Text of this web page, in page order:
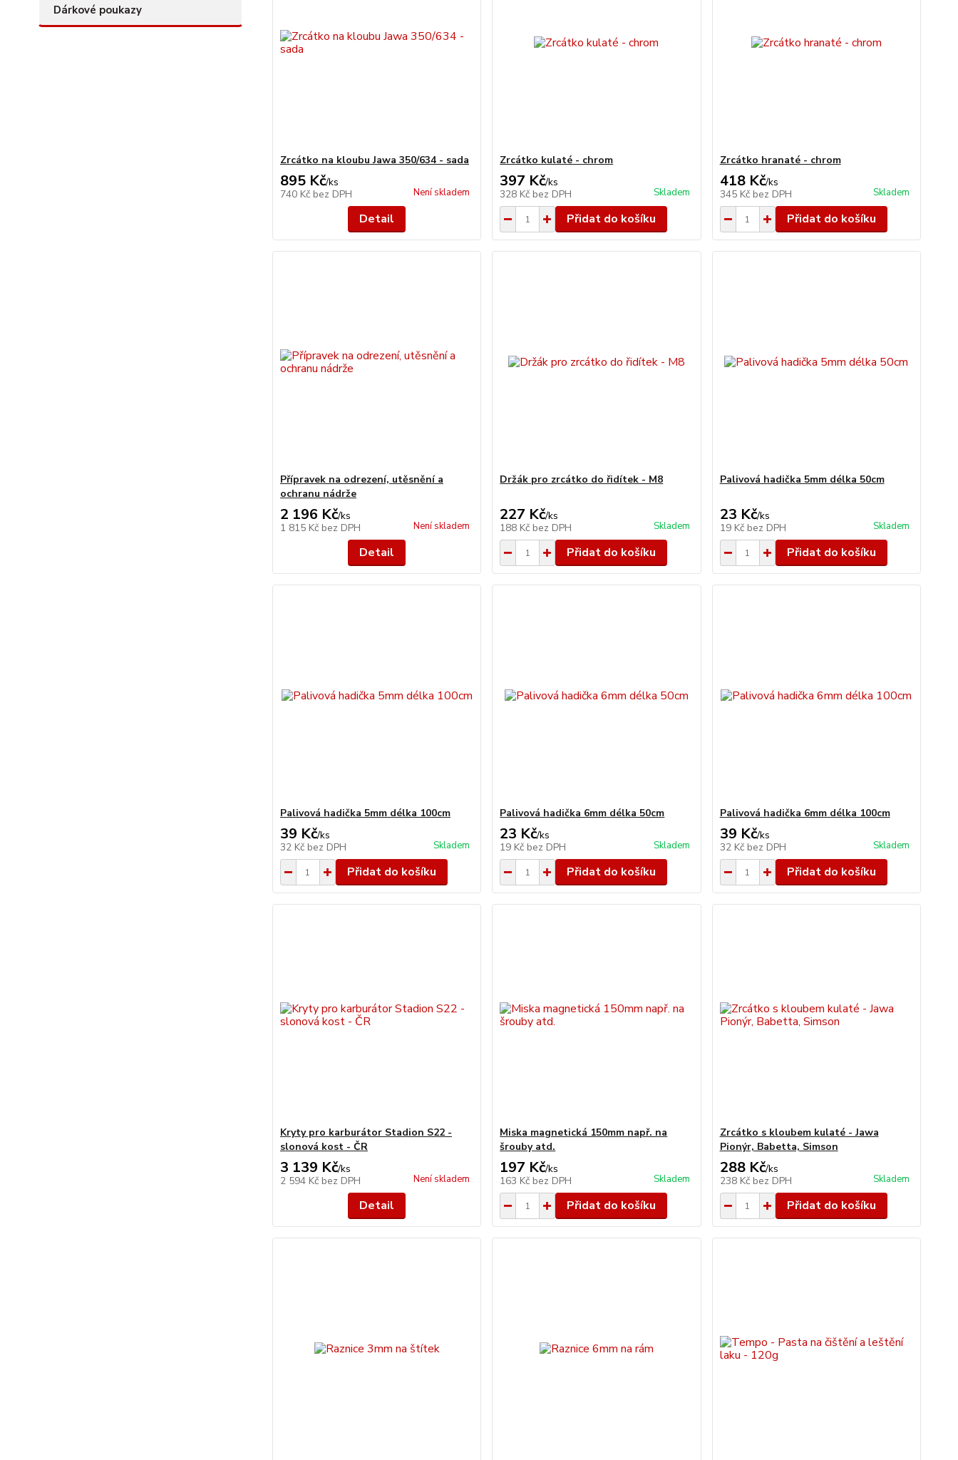
Dárkové poukazy
Zrcátko na kloubu Jawa 350/634 - sada
895 Kč/ks
740 Kč bez DPH Není skladem
Detail
Zrcátko kulaté - chrom
397 Kč/ks
328 Kč bez DPH Skladem
Přidat do košíku
Zrcátko hranaté - chrom
418 Kč/ks
345 Kč bez DPH Skladem
Přidat do košíku
Přípravek na odrezení, utěsnění a
ochranu nádrže
2 196 Kč/ks
1 815 Kč bez DPH Není skladem
Detail
Držák pro zrcátko do řidítek - M8
227 Kč/ks
188 Kč bez DPH Skladem
Přidat do košíku
Palivová hadička 5mm délka 50cm
23 Kč/ks
19 Kč bez DPH Skladem
Přidat do košíku
Palivová hadička 5mm délka 100cm
39 Kč/ks
32 Kč bez DPH Skladem
Přidat do košíku
Palivová hadička 6mm délka 50cm
23 Kč/ks
19 Kč bez DPH Skladem
Přidat do košíku
Palivová hadička 6mm délka 100cm
39 Kč/ks
32 Kč bez DPH Skladem
Přidat do košíku
Kryty pro karburátor Stadion S22 -
slonová kost - ČR
3 139 Kč/ks
2 594 Kč bez DPH Není skladem
Detail
Miska magnetická 150mm např. na
šrouby atd.
197 Kč/ks
163 Kč bez DPH Skladem
Přidat do košíku
Zrcátko s kloubem kulaté - Jawa
Pionýr, Babetta, Simson
288 Kč/ks
238 Kč bez DPH Skladem
Přidat do košíku